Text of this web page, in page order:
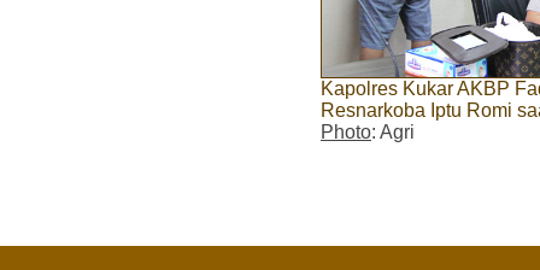
Kapolres Kukar AKBP
Resnarkoba Iptu Romi
Photo: Agri